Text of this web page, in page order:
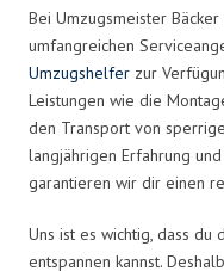
Bei Umzugsmeister
umfangreichen
Umzugshelfer zur
Leistungen wie die
den Transport von
langjährigen Erfahrung
garantieren wir dir einen
Uns ist es wichtig, dass du
entspannen kannst.